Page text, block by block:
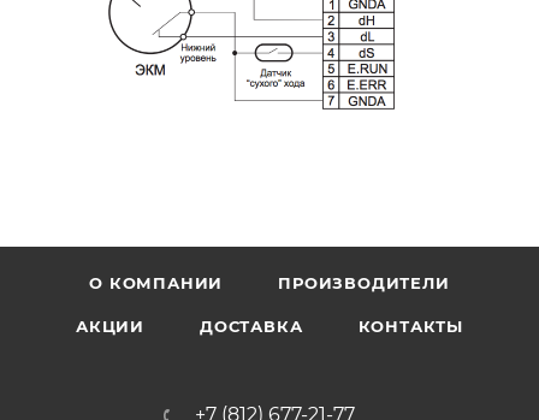
О КОМПАНИИ ПРОИЗВОДИТЕЛИ
АКЦИИ ДОСТАВКА КОНТАКТЫ
+7 (812) 677-21-77